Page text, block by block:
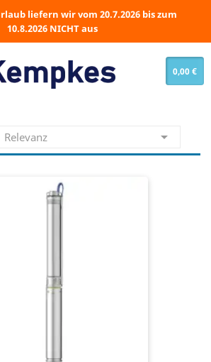
liefern wir vom 20.7.2026 bis zum
10.8.2026 NICHT aus
0,00 €
Relevanz 